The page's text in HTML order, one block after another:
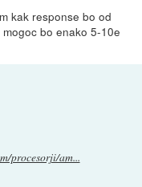
kak response bo od
bo enako 5-10e
procesorji/am...